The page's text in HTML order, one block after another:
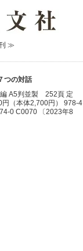
≫
つの対話
A5判並製 252頁 定
（本体2,700円）
978-4
0 C0070 〔2023年8